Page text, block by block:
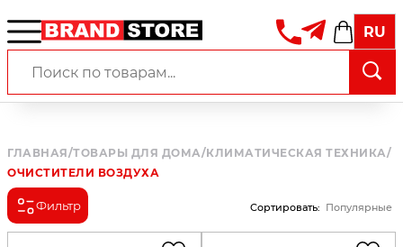
RU
ГЛАВНАЯ/ТОВАРЫ ДЛЯ ДОМА/КЛИМАТИЧЕСКАЯ ТЕХНИКА/
ОЧИСТИТЕЛИ ВОЗДУХА
Фильтр Сортировать: Популярные